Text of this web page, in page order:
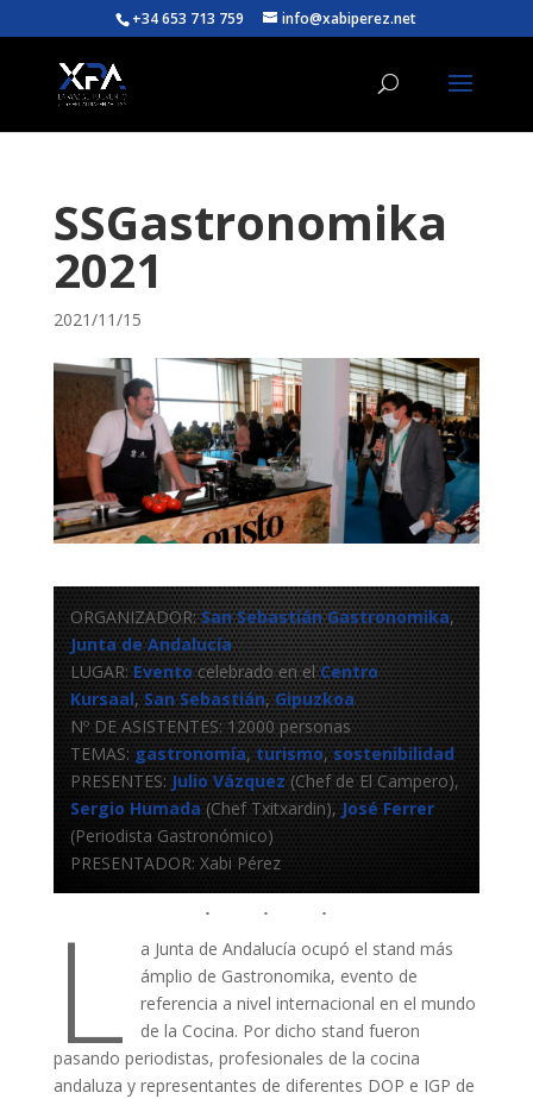
+34 653 713 759 info@xabiperez.net
SSGastronomika
2021
2021/11/15
ORGANIZADOR:San Sebastián Gastronomika,
Junta de Andalucía
LUGAR: Evento celebrado en elCentro
Kursaal,San Sebastián,Gipuzkoa
Nº DE ASISTENTES: 12000 personas
TEMAS: gastronomía,turismo,sostenibilidad
PRESENTES: Julio Vázquez (Chef de El Campero),
Sergio Humada(Chef Txitxardin), José Ferrer
(Periodista Gastronómico)
PRESENTADOR: Xabi Pérez
L
a Junta de Andalucía ocupó el stand más
ámplio de Gastronomika, evento de
referencia a nivel internacional en el mundo
de la Cocina. Por dicho stand fueron
pasando periodistas, profesionales de la cocina
andaluza y representantes de diferentes DOP e IGP de